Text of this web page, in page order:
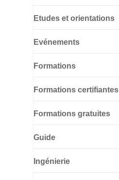
Etudes et orientations
Evénements
Formations
Formations certifiantes
Formations gratuites
Guide
Ingénierie